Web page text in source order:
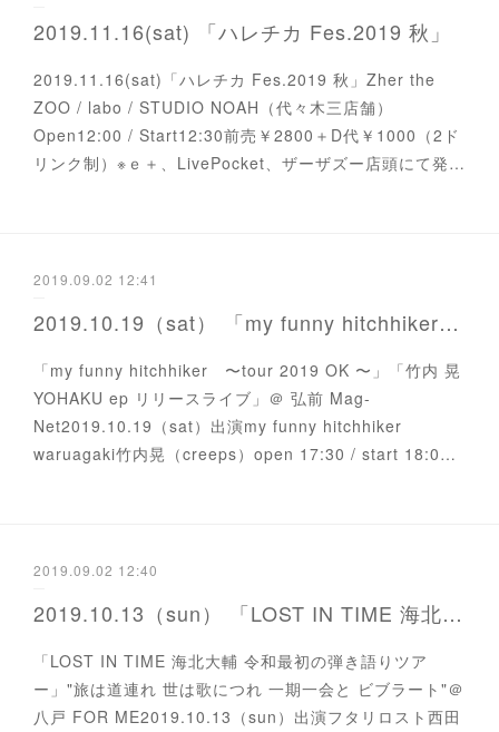
2019.11.16(sat) 「ハレチカ Fes.2019 秋」
2019.11.16(sat)「ハレチカ Fes.2019 秋」Zher the
ZOO / labo / STUDIO NOAH（代々木三店舗）
Open12:00 / Start12:30前売￥2800＋D代￥1000（2ド
リンク制）※ｅ＋、LivePocket、ザーザズー店頭にて発…
2019.09.02 12:41
2019.10.19（sat） 「my funny hitchhiker 〜tour 2019 OK 〜」「竹内 晃 YOHAKU ep リリースライブ」
「my funny hitchhiker 〜tour 2019 OK 〜」「竹内 晃
YOHAKU ep リリースライブ」＠ 弘前 Mag-
Net2019.10.19（sat）出演my funny hitchhiker
waruagaki竹内晃（creeps）open 17:30 / start 18:0…
2019.09.02 12:40
2019.10.13（sun） 「LOST IN TIME 海北大輔 令和最初の弾き語りツアー」
「LOST IN TIME 海北大輔 令和最初の弾き語りツア
ー」"旅は道連れ 世は歌につれ 一期一会と ビブラート"＠
八戸 FOR ME2019.10.13（sun）出演フタリロスト西田